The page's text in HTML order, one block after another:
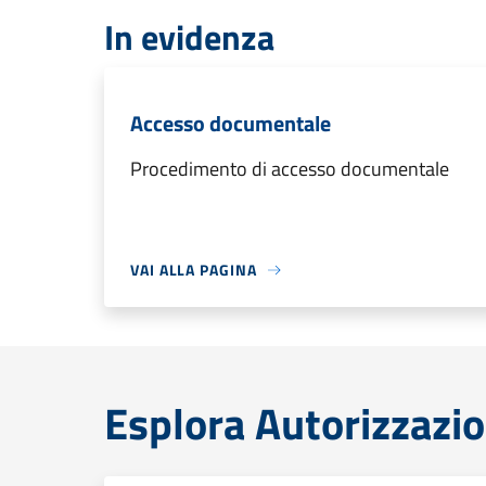
In evidenza
Accesso documentale
Procedimento di accesso documentale
VAI ALLA PAGINA
Esplora